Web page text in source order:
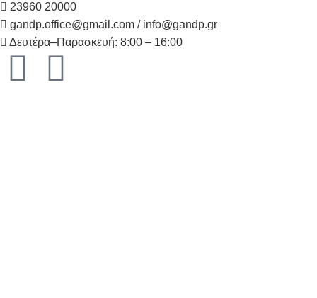
23960 20000
gandp.office@gmail.com / info@gandp.gr
Δευτέρα–Παρασκευή: 8:00 – 16:00